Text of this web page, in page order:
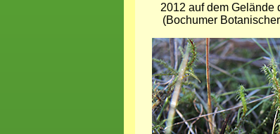
2012 auf dem Gelände
(Bochumer
Bild